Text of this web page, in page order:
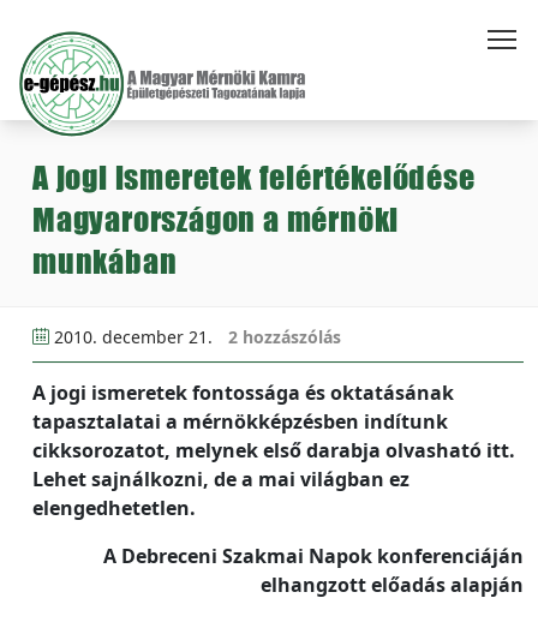
A jogi ismeretek felértékelődése
Magyarországon a mérnöki
munkában
2010. december 21. 2 hozzászólás
A jogi ismeretek fontossága és oktatásának
tapasztalatai a mérnökképzésben indítunk
cikksorozatot, melynek első darabja olvasható itt.
Lehet sajnálkozni, de a mai világban ez
elengedhetetlen.
A Debreceni Szakmai Napok konferenciáján
elhangzott előadás alapján